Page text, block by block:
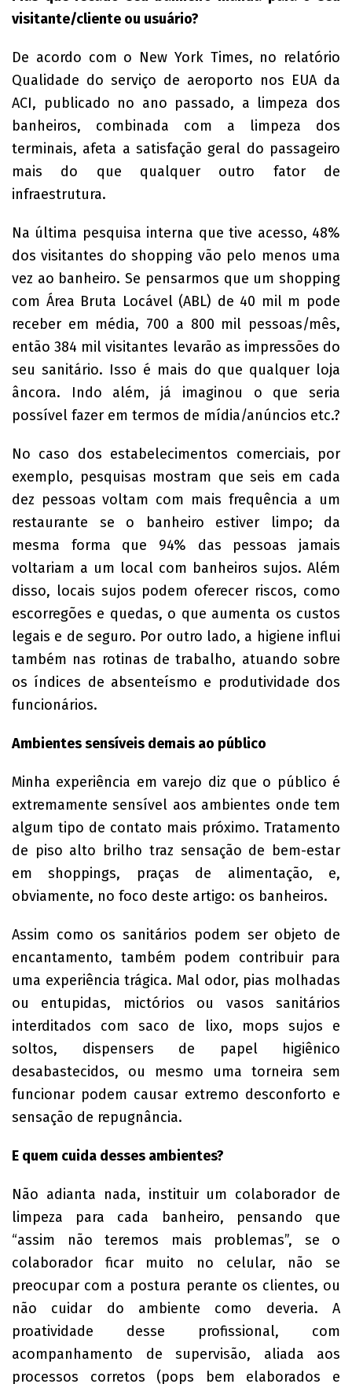
visitante/cliente ou usuário?
De acordo com o New York Times, no relatório
Qualidade do serviço de aeroporto nos EUA da
ACI, publicado no ano passado, a limpeza dos
banheiros, combinada com a limpeza dos
terminais, afeta a satisfação geral do passageiro
mais do que qualquer outro fator de
infraestrutura.
Na última pesquisa interna que tive acesso, 48%
dos visitantes do shopping vão pelo menos uma
vez ao banheiro. Se pensarmos que um shopping
com Área Bruta Locável (ABL) de 40 mil m pode
receber em média, 700 a 800 mil pessoas/mês,
então 384 mil visitantes levarão as impressões do
seu sanitário. Isso é mais do que qualquer loja
âncora. Indo além, já imaginou o que seria
possível fazer em termos de mídia/anúncios etc.?
No caso dos estabelecimentos comerciais, por
exemplo, pesquisas mostram que seis em cada
dez pessoas voltam com mais frequência a um
restaurante se o banheiro estiver limpo; da
mesma forma que 94% das pessoas jamais
voltariam a um local com banheiros sujos. Além
disso, locais sujos podem oferecer riscos, como
escorregões e quedas, o que aumenta os custos
legais e de seguro. Por outro lado, a higiene influi
também nas rotinas de trabalho, atuando sobre
os índices de absenteísmo e produtividade dos
funcionários.
Ambientes sensíveis demais ao público
Minha experiência em varejo diz que o público é
extremamente sensível aos ambientes onde tem
algum tipo de contato mais próximo. Tratamento
de piso alto brilho traz sensação de bem-estar
em shoppings, praças de alimentação, e,
obviamente, no foco deste artigo: os banheiros.
Assim como os sanitários podem ser objeto de
encantamento, também podem contribuir para
uma experiência trágica. Mal odor, pias molhadas
ou entupidas, mictórios ou vasos sanitários
interditados com saco de lixo, mops sujos e
soltos, dispensers de papel higiênico
desabastecidos, ou mesmo uma torneira sem
funcionar podem causar extremo desconforto e
sensação de repugnância.
E quem cuida desses ambientes?
Não adianta nada, instituir um colaborador de
limpeza para cada banheiro, pensando que
“assim não teremos mais problemas”, se o
colaborador ficar muito no celular, não se
preocupar com a postura perante os clientes, ou
não cuidar do ambiente como deveria. A
proatividade desse profissional, com
acompanhamento de supervisão, aliada aos
processos corretos (pops bem elaborados e